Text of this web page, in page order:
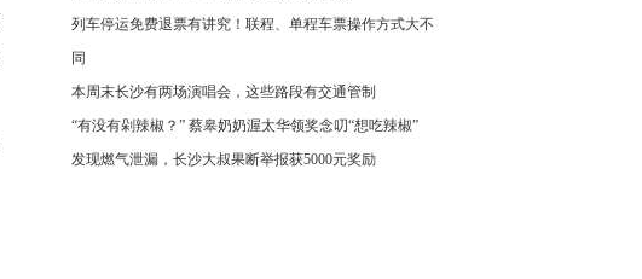
列车停运免费退票有讲究！联程、单程车票操作方式大不
同
本周末长沙有两场演唱会，这些路段有交通管制
“有没有剁辣椒？” 蔡皋奶奶渥太华领奖念叨“想吃辣椒”
发现燃气泄漏，长沙大叔果断举报获5000元奖励